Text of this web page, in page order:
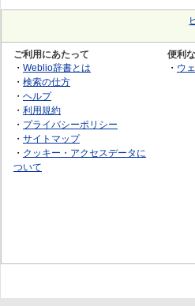
ご利用にあたって
・ Weblio辞書とは
・ 検索の仕方
・ ヘルプ
・ 利用規約
・ プライバシーポリシー
・ サイトマップ
・ クッキー・アクセスデータに
ついて
便利
・ ウ